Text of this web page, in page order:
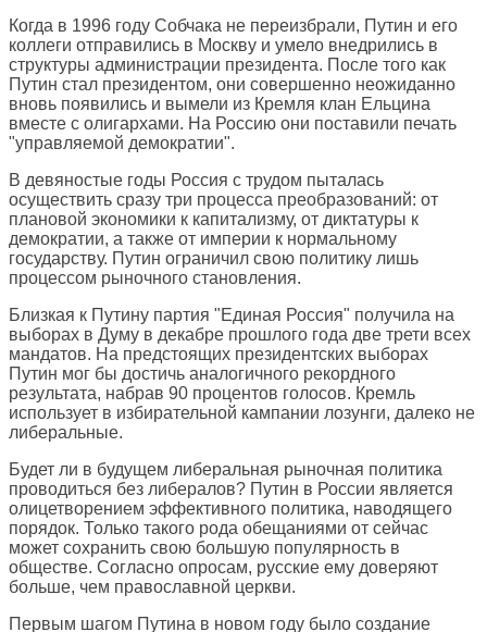
Когда в 1996 году Собчака не переизбрали, Путин и его
коллеги отправились в Москву и умело внедрились в
структуры администрации президента. После того как
Путин стал президентом, они совершенно неожиданно
вновь появились и вымели из Кремля клан Ельцина
вместе с олигархами. На Россию они поставили печать
"управляемой демократии".
В девяностые годы Россия с трудом пыталась
осуществить сразу три процесса преобразований: от
плановой экономики к капитализму, от диктатуры к
демократии, а также от империи к нормальному
государству. Путин ограничил свою политику лишь
процессом рыночного становления.
Близкая к Путину партия "Единая Россия" получила на
выборах в Думу в декабре прошлого года две трети всех
мандатов. На предстоящих президентских выборах
Путин мог бы достичь аналогичного рекордного
результата, набрав 90 процентов голосов. Кремль
использует в избирательной кампании лозунги, далеко не
либеральные.
Будет ли в будущем либеральная рыночная политика
проводиться без либералов? Путин в России является
олицетворением эффективного политика, наводящего
порядок. Только такого рода обещаниями от сейчас
может сохранить свою большую популярность в
обществе. Согласно опросам, русские ему доверяют
больше, чем православной церкви.
Первым шагом Путина в новом году было создание